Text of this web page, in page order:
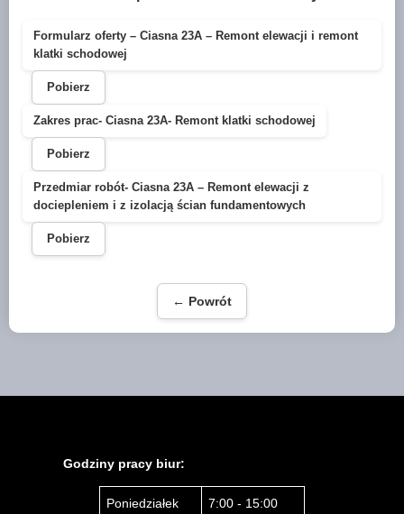
Formularz oferty – Ciasna 23A – Remont elewacji i remont
klatki schodowej
Pobierz
Zakres prac- Ciasna 23A- Remont klatki schodowej
Pobierz
Przedmiar robót- Ciasna 23A – Remont elewacji z
dociepleniem i z izolacją ścian fundamentowych
Pobierz
← Powrót
Godziny pracy biur:
Poniedziałek 7:00 - 15:00